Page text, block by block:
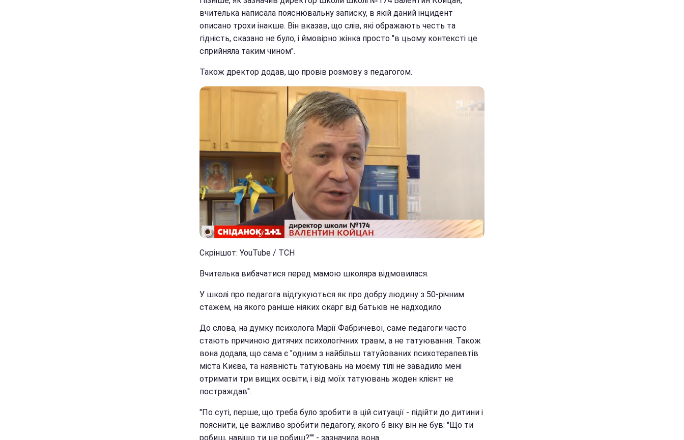
вчителька написала пояснювальну записку, в якій даний інцидент
описано трохи інакше. Він вказав, що слів, які ображають честь та
гідність, сказано не було, і ймовірно жінка просто "в цьому контексті це
сприйняла таким чином".
Також дректор додав, що провів розмову з педагогом.
Скріншот: YouTube / ТСН
Вчителька вибачатися перед мамою школяра відмовилася.
У школі про педагога відгукуються як про добру людину з 50-річним
стажем, на якого раніше ніяких скарг від батьків не надходило
До слова, на думку психолога Марії Фабричевої, саме педагоги часто
стають причиною дитячих психологічних травм, а не татуювання. Також
вона додала, що сама є "одним з найбільш татуйованих психотерапевтів
міста Києва, та наявність татуювань на моєму тілі не завадило мені
отримати три вищих освіти, і від моїх татуювань жоден клієнт не
постраждав".
"По суті, перше, що треба було зробити в цій ситуації - підійти до дитини і
пояснити, це важливо зробити педагогу, якого б віку він не був: "Що ти
робиш, навіщо ти це робиш?"" - зазначила вона.